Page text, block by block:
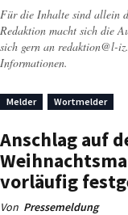
Für die Inhalte sind allein
Redaktion macht sich die
sich gern an redaktion@l-
Informationen.
Melder Wortmelder
Anschlag auf
vorläufig
Von Pressemeldung